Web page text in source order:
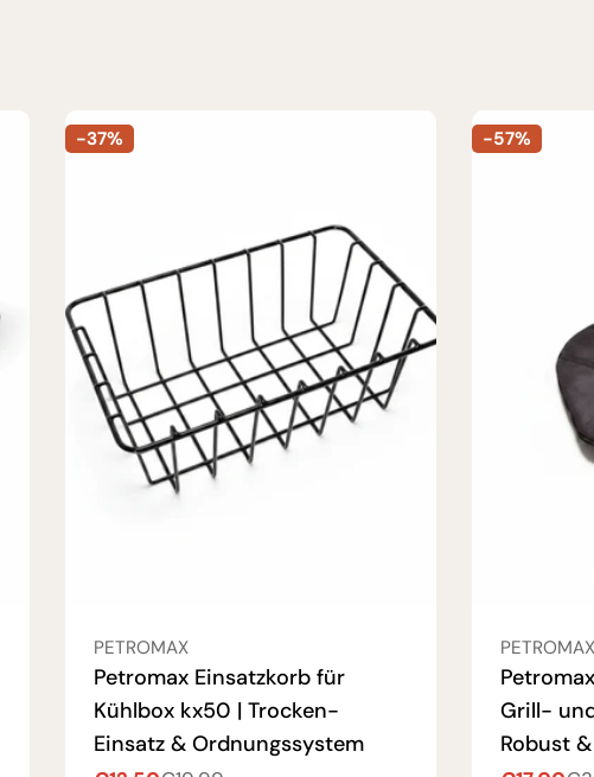
-37%
VERKÄUFER:
PETROMAX
Petromax Einsatzkorb für
Kühlbox kx50 | Trocken-
Einsatz & Ordnungssystem
-57%
VERKÄUFER:
PETROMAX
Grill-
Robust